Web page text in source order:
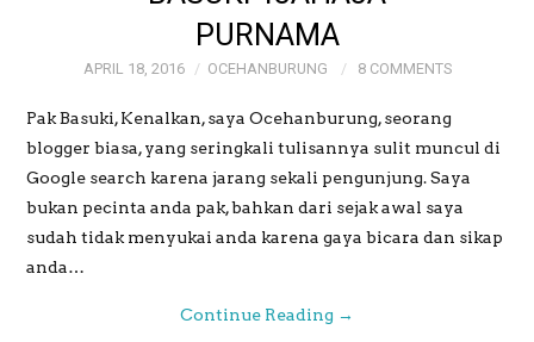
MAYJEN (PURN)
GALERI MEME
OCEHANBURUNG
PRICE LIST AK
PURNAMA
APRIL 18, 2016 OCEHANBURUNG 8 COMMENTS
Pak Basuki, Kenalkan, saya Ocehanburung, seorang
blogger biasa, yang seringkali tulisannya sulit muncul di
Google search karena jarang sekali pengunjung. Saya
bukan pecinta anda pak, bahkan dari sejak awal saya
sudah tidak menyukai anda karena gaya bicara dan sikap
anda…
Continue Reading →